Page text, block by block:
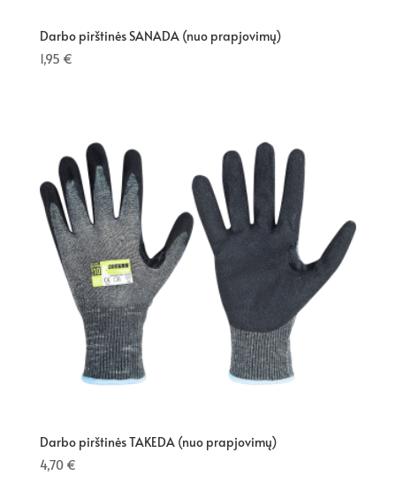
Darbo pirštinės SANADA (nuo prapjovimų)
1,95 €
Darbo pirštinės TAKEDA (nuo prapjovimų)
4,70 €